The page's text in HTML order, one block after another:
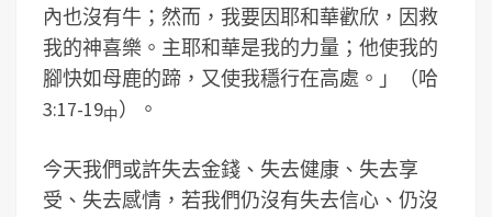
內也沒有牛；然而，我要因耶和華歡欣，因救
我的神喜樂。主耶和華是我的力量；他使我的
腳快如母鹿的蹄，又使我穩行在高處。」（哈
3:17-19中）。
今天我們或許失去金錢、失去健康、失去享
受、失去感情，若我們仍沒有失去信心、仍沒